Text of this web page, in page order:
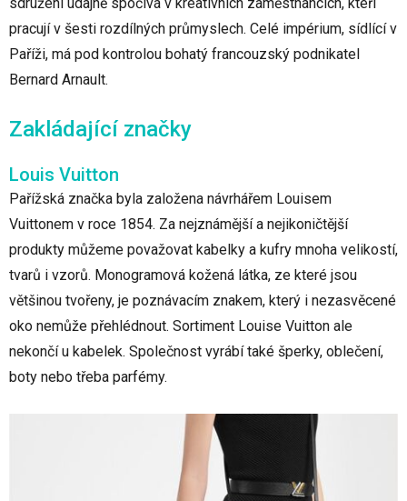
pracují v šesti rozdílných průmyslech. Celé impérium, sídlící v
Paříži, má pod kontrolou bohatý francouzský podnikatel
Bernard Arnault.
Zakládající značky
Louis Vuitton
Pařížská značka byla založena návrhářem Louisem
Vuittonem v roce 1854. Za nejznámější a nejikoničtější
produkty můžeme považovat kabelky a kufry mnoha velikostí,
tvarů i vzorů. Monogramová kožená látka, ze které jsou
většinou tvořeny, je poznávacím znakem, který i nezasvěcené
oko nemůže přehlédnout. Sortiment Louise Vuitton ale
nekončí u kabelek. Společnost vyrábí také šperky, oblečení,
boty nebo třeba parfémy.